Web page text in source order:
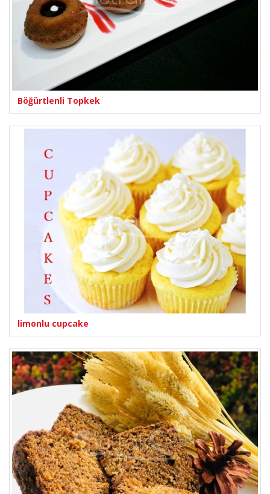
Böğürtlenli Topkek
limonlu cupcake